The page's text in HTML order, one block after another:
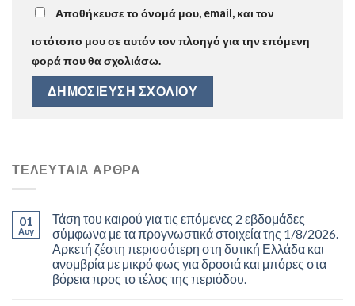
Αποθήκευσε το όνομά μου, email, και τον
ιστότοπο μου σε αυτόν τον πλοηγό για την επόμενη
φορά που θα σχολιάσω.
ΤΕΛΕΥΤΑΊΑ ΆΡΘΡΑ
01
Αυγ
Τάση του καιρού για τις επόμενες 2 εβδομάδες
σύμφωνα με τα προγνωστικά στοιχεία της 1/8/2026.
Αρκετή ζέστη περισσότερη στη δυτική Ελλάδα και
ανομβρία με μικρό φως για δροσιά και μπόρες στα
βόρεια προς το τέλος της περιόδου.